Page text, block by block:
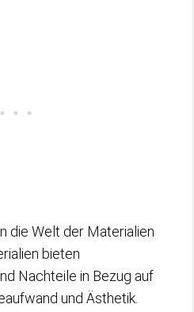
die Welt der Materialien
bieten
Nachteile in Bezug auf
und Ästhetik.